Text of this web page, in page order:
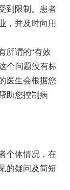
到限制。患者
，并及时向用
所谓的“有效
个问题没有标
医生会根据您
助您控制病
个体情况，在
的疑问及简短